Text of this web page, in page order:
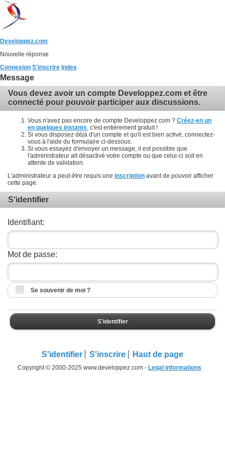
Developpez.com
Nouvelle réponse
Connexion S'inscrire Index
Message
Vous devez avoir un compte Developpez.com et être
connecté pour pouvoir participer aux discussions.
Vous n'avez pas encore de compte Developpez.com ? Créez-en un
en quelques instants , c'est entièrement gratuit !
Si vous disposez déjà d'un compte et qu'il est bien activé, connectez-
vous à l'aide du formulaire ci-dessous.
Si vous essayez d'envoyer un message, il est possible que
l'administrateur ait désactivé votre compte ou que celui-ci soit en
attente de validation.
L'administrateur a peut-être requis une inscription avant de pouvoir afficher
cette page.
S'identifier
Identifiant:
Mot de passe:
Se souvenir de moi ?
S'identifier
S'identifier S'inscrire Haut de page
Copyright © 2000-2025 www.developpez.com - Legal informations